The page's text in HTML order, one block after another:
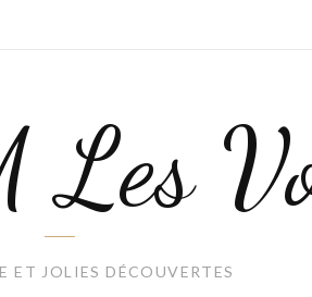
Les
ET JOLIES DÉCOUVERTES